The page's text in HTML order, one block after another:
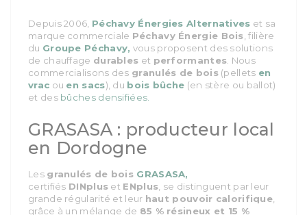
Depuis 2006, Péchavy Énergies Alternatives et sa
marque commerciale Péchavy Énergie Bois , filière
du Groupe Péchavy, vous proposent des solutions
de chauffage durables et performantes . Nous
commercialisons des granulés de bois(pellets en
vrac ou en sacs), du bois bûche (en stère ou ballot)
et des bûches densifiées.
GRASASA : producteur local
en Dordogne
Les granulés de bois GRASASA,
certifiés DINplus et ENplus, se distinguent par leur
grande régularité et leur haut pouvoir calorifique,
grâce à un mélange de 85 % résineux et 15 %